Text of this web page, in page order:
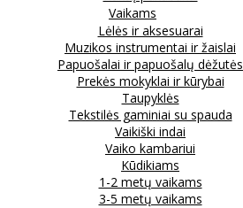
Vaikams
Lėlės ir aksesuarai
Muzikos instrumentai ir žaislai
Papuošalai ir papuošalų dėžutės
Prekės mokyklai ir kūrybai
Taupyklės
Tekstilės gaminiai su spauda
Vaikiški indai
Vaiko kambariui
Kūdikiams
1-2 metų vaikams
3-5 metų vaikams